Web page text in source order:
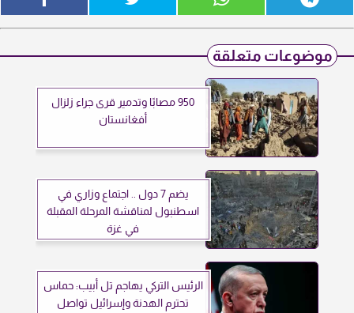
موضوعات متعلقة
950 مصابًا وتدمير قرى جراء زلزال
أفغانستان
يضم 7 دول .. اجتماع وزاري في
اسطنبول لمناقشة المرحلة المقبلة
في غزة
الرئيس التركي يهاجم تل أبيب: حماس
تحترم الهدنة وإسرائيل تواصل